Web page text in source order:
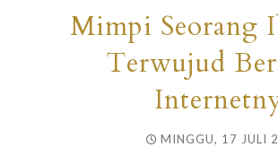
Mimpi Seorang
Terwujud
MINGGU, 17 JULI